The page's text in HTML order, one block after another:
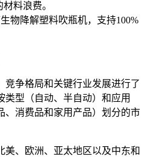
料浪费。
物降解塑料吹瓶机，支持100%
竞争格局和关键行业发展进行了
类型（自动、半自动）和应用
、消费品和家用产品）划分的市
美、欧洲、亚太地区以及中东和